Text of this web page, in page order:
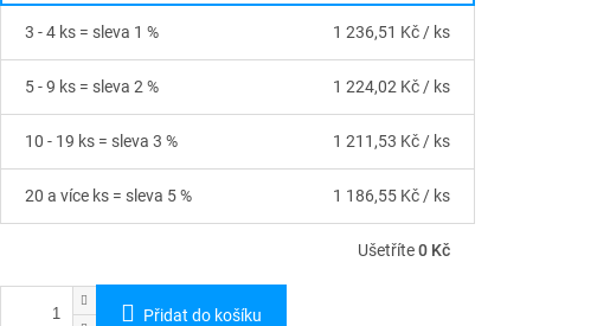
3 - 4 ks = sleva 1 % 1 236,51 Kč / ks
5 - 9 ks = sleva 2 % 1 224,02 Kč / ks
10 - 19 ks = sleva 3 % 1 211,53 Kč / ks
20 a více ks = sleva 5 % 1 186,55 Kč / ks
Ušetříte0 Kč
Přidat do košíku